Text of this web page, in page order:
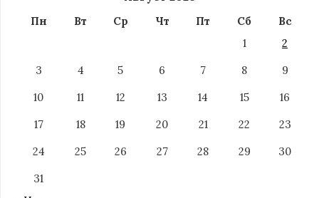
Пн Вт Ср Чт Пт Сб
Вс
1
2
3
4 5 6 7 8
9
10
11 12 13 14 15
16
17
18 19 20 21 22
23
24
25 26 27 28 29
30
31